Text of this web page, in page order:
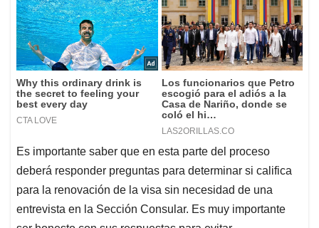
Es importante saber que en esta parte del proceso
deberá responder preguntas para determinar si califica
para la renovación de la visa sin necesidad de una
entrevista en la Sección Consular. Es muy importante